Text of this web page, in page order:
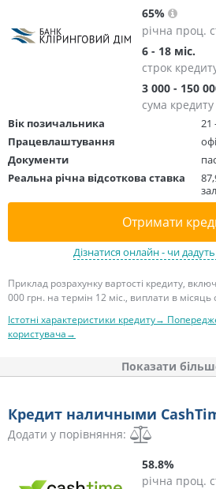
65%
річна проц.
6 - 18 міс.
строк
3 000 - 150
сума кредиту
Вік позичальника
21
Працевлаштування
Документи
Реальна річна відсоткова ставка
Отримати
Дізнатися онлайн - чи
Приклад розрахунку вартості кредиту,
000 грн. на термін 12 міс., виплати в місяць
Істотні характеристики кредиту→
користувача→
Показати
Кредит наличными
Додати у порівняння:
58.8%
річна проц.